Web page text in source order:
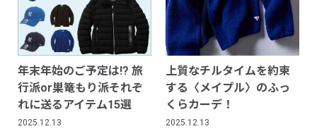
年末年始のご予定は!? 旅
行派or巣篭もり派それぞ
れに送るアイテム15選
2025.12.13
上質なチルタイムを約束
する〈メイプル〉のふっ
くらカーデ！
2025.12.13